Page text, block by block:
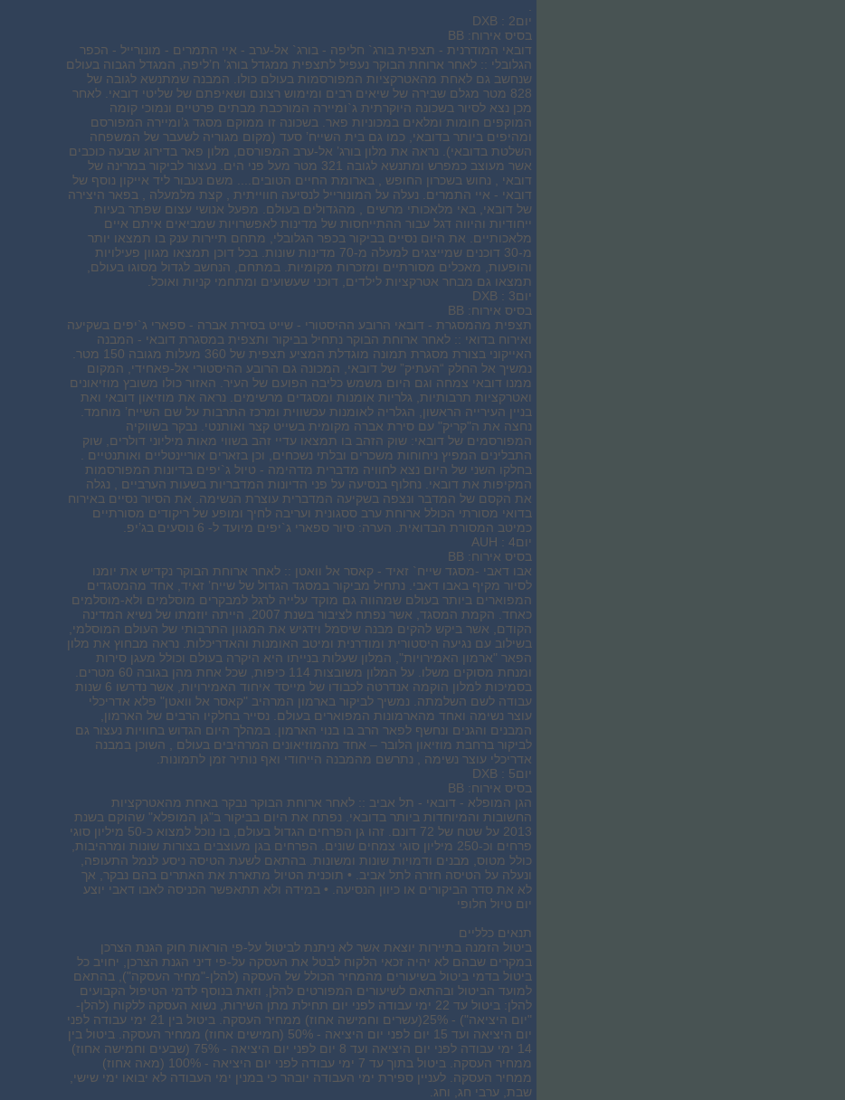
יום2 : DXB
בסיס אירוח: BB
דובאי המודרנית - תצפית בורג` חליפה - בורג` אל-ערב - איי התמרים - מונורייל - הכפר
הגלובלי :: לאחר ארוחת הבוקר נעפיל לתצפית ממגדל בורג’ ח’ליפה, המגדל הגבוה בעולם
שנחשב גם לאחת מהאטרקציות המפורסמות בעולם כולו. המבנה שמתנשא לגובה של
828 מטר מגלם שבירה של שיאים רבים ומימוש רצונם ושאיפתם של שליטי דובאי. לאחר
מכן נצא לסיור בשכונה היוקרתית ג`ומיירה המורכבת מבתים פרטיים ונמוכי קומה
המוקפים חומות ומלאים במכוניות פאר. בשכונה זו ממוקם מסגד ג’ומיירה המפורסם
ומהיפים ביותר בדובאי, כמו גם בית השייח’ סעד (מקום מגוריה לשעבר של המשפחה
השלטת בדובאי). נראה את מלון בורג’ אל-ערב המפורסם, מלון פאר בדירוג שבעה כוכבים
אשר מעוצב כמפרש ומתנשא לגובה 321 מטר מעל פני הים. נעצור לביקור במרינה של
דובאי , נחוש בשכרון החופש , בארומת החיים הטובים.... משם נעבור ליד אייקון נוסף של
דובאי - איי התמרים. נעלה על המונורייל לנסיעה חווייתית , קצת מלמעלה , בפאר היצירה
של דובאי, באי מלאכותי מרשים , מהגדולים בעולם. מפעל אנושי עצום שפתר בעיות
ייחודיות והיווה דגל עבור ההתייחסות של מדינות לאפשרויות שמביאים איתם איים
מלאכותיים. את היום נסיים בביקור בכפר הגלובלי, מתחם תיירות ענק בו תמצאו יותר
מ-30 דוכנים שמייצגים למעלה מ-70 מדינות שונות. בכל דוכן תמצאו מגוון פעילויות
והופעות, מאכלים מסורתיים ומזכרות מקומיות. במתחם, הנחשב לגדול מסוגו בעולם,
תמצאו גם מבחר אטרקציות לילדים, דוכני שעשועים ומתחמי קניות ואוכל.
יום3 : DXB
בסיס אירוח: BB
תצפית מהמסגרת - דובאי הרובע ההיסטורי - שייט בסירת אברה - ספארי ג`יפים בשקיעה
ואירוח בדואי :: לאחר ארוחת הבוקר נתחיל בביקור ותצפית במסגרת דובאי - המבנה
האייקוני בצורת מסגרת תמונה מוגדלת המציע תצפית של 360 מעלות מגובה 150 מטר.
נמשיך אל החלק “העתיק” של דובאי, המכונה גם הרובע ההיסטורי אל-פאחידי, המקום
ממנו דובאי צמחה וגם היום משמש כליבה הפועם של העיר. האזור כולו משובץ מוזיאונים
ואטרקציות תרבותיות, גלריות אומנות ומסגדים מרשימים. נראה את מוזיאון דובאי ואת
בניין העירייה הראשון, הגלריה לאומנות עכשווית ומרכז התרבות על שם השייח’ מוחמד.
נחצה את ה"קריק" עם סירת אברה מקומית בשייט קצר ואותנטי. נבקר בשווקיה
המפורסמים של דובאי: שוק הזהב בו תמצאו עדיי זהב בשווי מאות מיליוני דולרים, שוק
התבלינים המפיץ ניחוחות משכרים ובלתי נשכחים, וכן בזארים אוריינטליים ואותנטיים .
בחלקו השני של היום נצא לחוויה מדברית מדהימה - טיול ג`יפים בדיונות המפורסמות
המקיפות את דובאי. נחלוף בנסיעה על פני הדיונות המדבריות בשעות הערביים , נגלה
את הקסם של המדבר ונצפה בשקיעה המדברית עוצרת הנשימה. את הסיור נסיים באירוח
בדואי מסורתי הכולל ארוחת ערב ססגונית ועריבה לחיך ומופע של ריקודים מסורתיים
כמיטב המסורת הבדואית. הערה: סיור ספארי ג`יפים מיועד ל- 6 נוסעים בג’יפ.
יום4 : AUH
בסיס אירוח: BB
אבו דאבי -מסגד שייח` זאיד - קאסר אל וואטן :: לאחר ארוחת הבוקר נקדיש את יומנו
לסיור מקיף באבו דאבי. נתחיל מביקור במסגד הגדול של שייח’ זאיד, אחד מהמסגדים
המפוארים ביותר בעולם שמהווה גם מוקד עלייה לרגל למבקרים מוסלמים ולא-מוסלמים
כאחד. הקמת המסגד, אשר נפתח לציבור בשנת 2007, הייתה יוזמתו של נשיא המדינה
הקודם, אשר ביקש להקים מבנה שיסמל וידגיש את המגוון התרבותי של העולם המוסלמי,
בשילוב עם נגיעה היסטורית ומודרנית ומיטב האומנות והאדריכלות. נראה מבחוץ את מלון
הפאר "ארמון האמירויות", המלון שעלות בנייתו היא היקרה בעולם וכולל מעגן סירות
ומנחת מסוקים משלו. על המלון משובצות 114 כיפות, שכל אחת מהן בגובה 60 מטרים.
בסמיכות למלון הוקמה אנדרטה לכבודו של מייסד איחוד האמירויות, אשר נדרשו 6 שנות
עבודה לשם השלמתה. נמשיך לביקור בארמון המרהיב "קאסר אל וואטן" פלא אדריכלי
עוצר נשימה ואחד מהארמונות המפוארים בעולם. נסייר בחלקיו הרבים של הארמון,
המבנים והגנים ונחשף לפאר הרב בו בנוי הארמון. במהלך היום הגדוש בחוויות נעצור גם
לביקור ברחבת מוזיאון הלובר – אחד מהמוזיאונים המרהיבים בעולם , השוכן במבנה
אדריכלי עוצר נשימה , נתרשם מהמבנה הייחודי ואף נותיר זמן לתמונות.
יום5 : DXB
בסיס אירוח: BB
הגן המופלא - דובאי - תל אביב :: לאחר ארוחת הבוקר נבקר באחת מהאטרקציות
החשובות והמיוחדות ביותר בדובאי. נפתח את היום בביקור ב"גן המופלא" שהוקם בשנת
2013 על שטח של 72 דונם. זהו גן הפרחים הגדול בעולם, בו נוכל למצוא כ-50 מיליון סוגי
פרחים וכ-250 מיליון סוגי צמחים שונים. הפרחים בגן מעוצבים בצורות שונות ומרהיבות,
כולל מטוס, מבנים ודמויות שונות ומשונות. בהתאם לשעת הטיסה ניסע לנמל התעופה,
ונעלה על הטיסה חזרה לתל אביב. • תוכנית הטיול מתארת את האתרים בהם נבקר, אך
לא את סדר הביקורים או כיוון הנסיעה. • במידה ולא תתאפשר הכניסה לאבו דאבי יוצע
יום טיול חלופי
תנאים כלליים
ביטול הזמנה בתיירות יוצאת אשר לא ניתנת לביטול על-פי הוראות חוק הגנת הצרכן
במקרים שבהם לא יהיה זכאי הלקוח לבטל את העסקה על-פי דיני הגנת הצרכן, יחויב כל
ביטול בדמי ביטול בשיעורים מהמחיר הכולל של העסקה (להלן-"מחיר העסקה"), בהתאם
למועד הביטול ובהתאם לשיעורים המפורטים להלן, וזאת בנוסף לדמי הטיפול הקבועים
להלן: ביטול עד 22 ימי עבודה לפני יום תחילת מתן השירות, נשוא העסקה ללקוח (להלן-
"יום היציאה") - 25%(עשרים וחמישה אחוז) ממחיר העסקה. ביטול בין 21 ימי עבודה לפני
יום היציאה ועד 15 יום לפני יום היציאה - 50% (חמישים אחוז) ממחיר העסקה. ביטול בין
14 ימי עבודה לפני יום היציאה ועד 8 יום לפני יום היציאה - 75% (שבעים וחמישה אחוז)
ממחיר העסקה. ביטול בתוך עד 7 ימי עבודה לפני יום היציאה - 100% (מאה אחוז)
ממחיר העסקה. לעניין ספירת ימי העבודה יובהר כי במנין ימי העבודה לא יבואו ימי שישי,
שבת, ערבי חג, וחג.